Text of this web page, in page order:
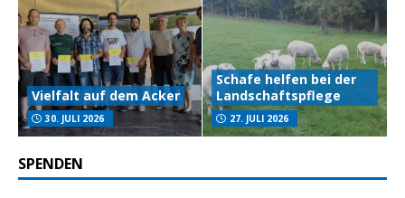
Vielfalt auf dem Acker
30. JULI 2026
Schafe helfen bei der
Landschaftspflege
27. JULI 2026
SPENDEN